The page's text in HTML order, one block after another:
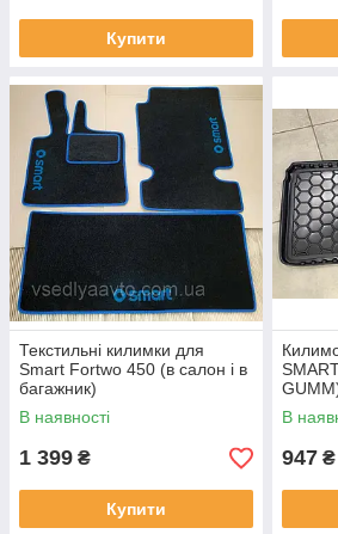
Купити
Текстильні килимки для
Smart Fortwo 450 (в салон і в
багажник)
В наявності
1 399 ₴
Купити
В
947 ₴